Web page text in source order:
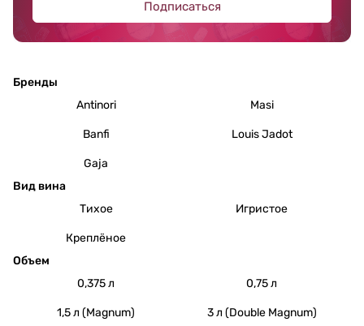
Подписаться
Бренды
Antinori
Masi
Banfi Louis Jadot
Gaja
Вид вина
Тихое
Игристое
Креплёное
Объем
0,375 л
0,75 л
1,5 л (Magnum)
3 л (Double Magnum)